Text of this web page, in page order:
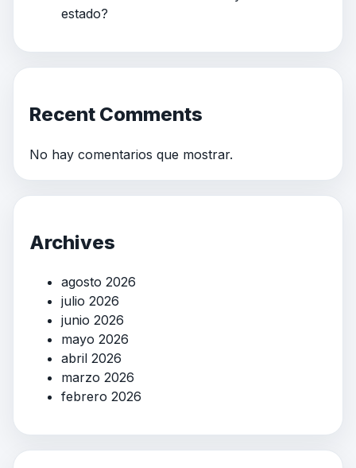
estado?
Recent Comments
No hay comentarios que mostrar.
Archives
agosto 2026
julio 2026
junio 2026
mayo 2026
abril 2026
marzo 2026
febrero 2026